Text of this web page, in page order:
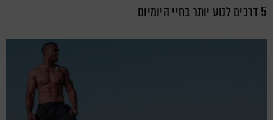
5 דרכים לנוע יותר בחיי היומיום